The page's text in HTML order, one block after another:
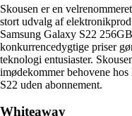
Skousen er en
stort udvalg af
Samsung Galaxy S22
konkurrencedygtige priser
teknologi entusiaster.
imødekommer behovene
S22 uden abonnement.
Whiteaway